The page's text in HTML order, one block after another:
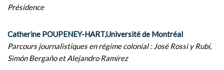
Présidence
Catherine POUPENEY-HART,Université de Montréal
Parcours journalistiques en régime colonial : José Rossi y Rubí,
Simón Bergaño et Alejandro Ramírez